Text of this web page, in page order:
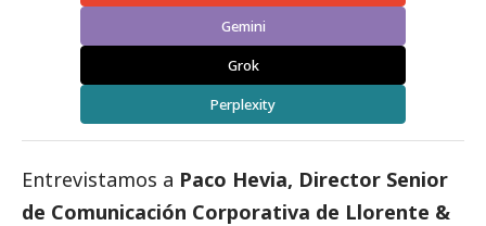
Gemini
Grok
Perplexity
Entrevistamos a Paco Hevia, Director Senior
de Comunicación Corporativa de Llorente &